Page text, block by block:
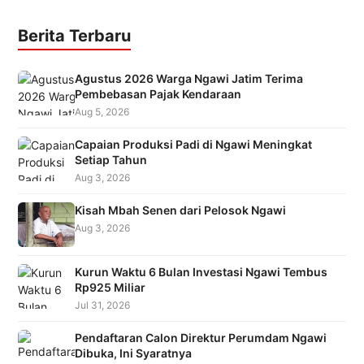
Berita Terbaru
Agustus 2026 Warga Ngawi Jatim Terima
Pembebasan Pajak Kendaraan
Aug 5, 2026
Capaian Produksi Padi di Ngawi Meningkat
Setiap Tahun
Aug 3, 2026
Kisah Mbah Senen dari Pelosok Ngawi
Aug 3, 2026
Kurun Waktu 6 Bulan Investasi Ngawi Tembus
Rp925 Miliar
Jul 31, 2026
Pendaftaran Calon Direktur Perumdam Ngawi
Dibuka, Ini Syaratnya